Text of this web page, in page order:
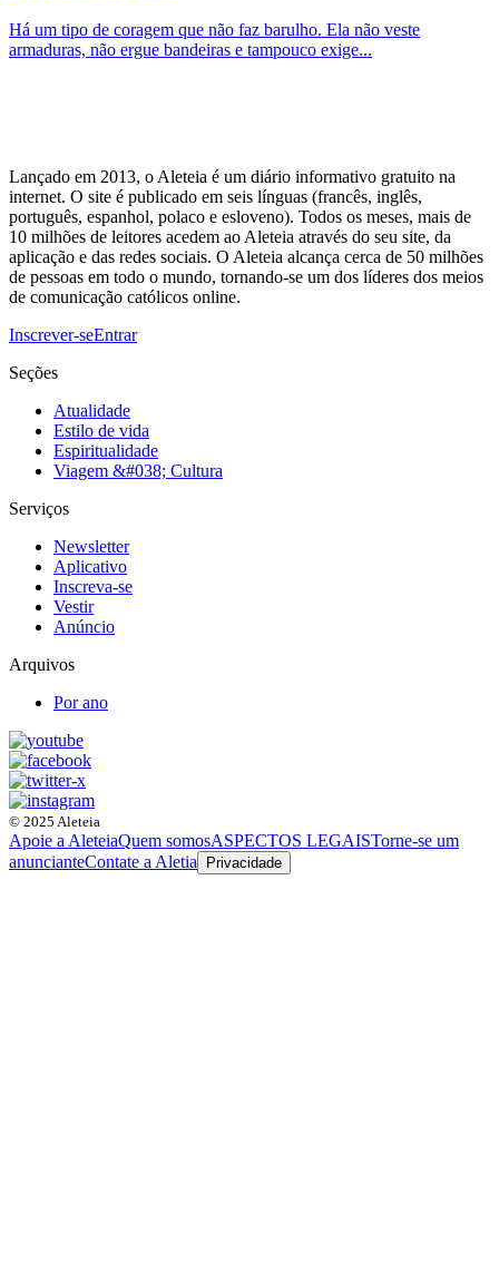
Há um tipo de coragem que não faz barulho. Ela não veste
armaduras, não ergue bandeiras e tampouco exige...
Lançado em 2013, o Aleteia é um diário informativo gratuito na
internet. O site é publicado em seis línguas (francês, inglês,
português, espanhol, polaco e esloveno). Todos os meses, mais de
10 milhões de leitores acedem ao Aleteia através do seu site, da
aplicação e das redes sociais. O Aleteia alcança cerca de 50 milhões
de pessoas em todo o mundo, tornando-se um dos líderes dos meios
de comunicação católicos online.
Inscrever-seEntrar
Seções
Atualidade
Estilo de vida
Espiritualidade
Viagem &#038; Cultura
Serviços
Newsletter
Aplicativo
Inscreva-se
Vestir
Anúncio
Arquivos
Por ano
© 2025 Aleteia
Apoie a AleteiaQuem somosASPECTOS LEGAISTorne-se um
anuncianteContate a Aletia Privacidade